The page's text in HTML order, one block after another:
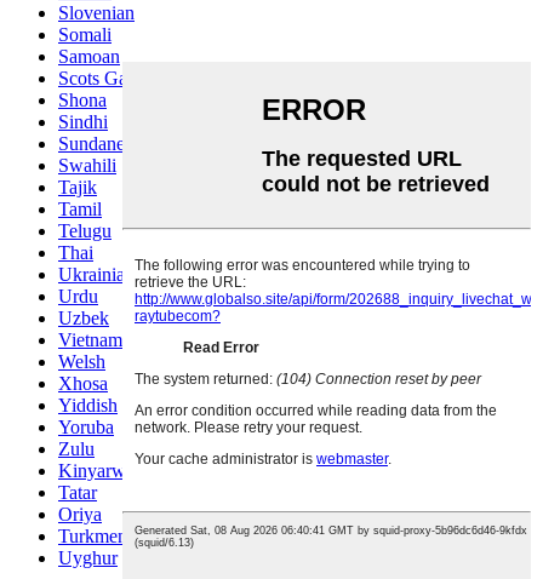
Slovenian
Somali
Samoan
Scots Gaelic
Shona
Sindhi
Sundanese
Swahili
Tajik
Tamil
Telugu
Thai
Ukrainian
Urdu
Uzbek
Vietnamese
Welsh
Xhosa
Yiddish
Yoruba
Zulu
Kinyarwanda
Tatar
Oriya
Turkmen
Uyghur